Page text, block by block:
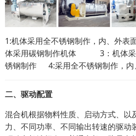
1:机体采用全不锈钢制作，内、外
体采用碳钢制作机体 3：机体采
锈钢制作 4:采用全不锈钢制作，内
二、驱动配置
混合机根据物料性质、启动方式、以
力、不同功率、不同输出转速的驱动